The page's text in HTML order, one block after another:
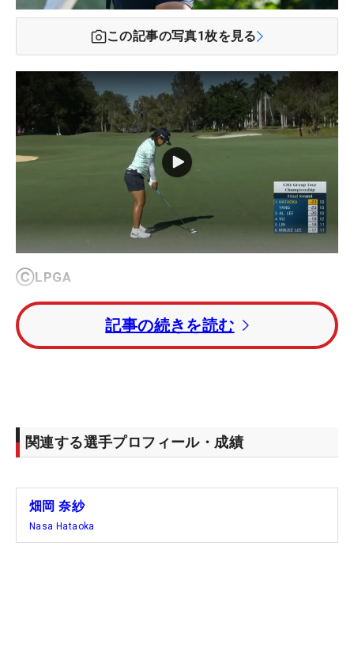
この記事の写真1枚を見る
ⒸLPGA
記事の続きを読む
関連する選手プロフィール・成績
畑岡 奈紗
Nasa Hataoka